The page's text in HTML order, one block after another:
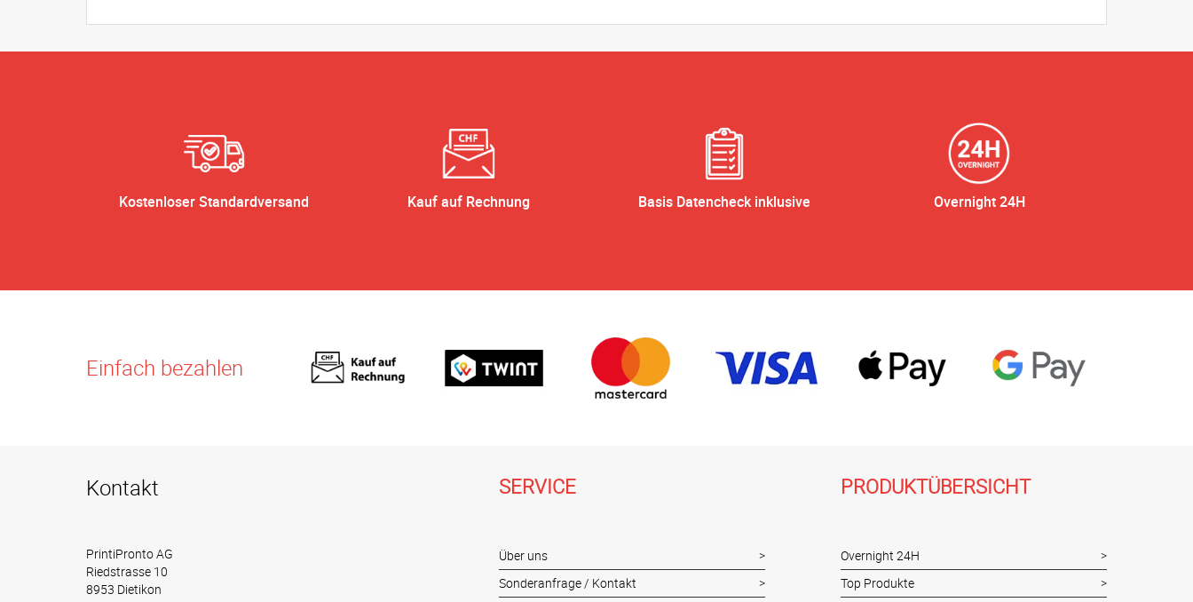
Kostenloser Standardversand Kauf auf Rechnung Basis Datencheck inklusive Overnight 24H
Einfach bezahlen
Kontakt
PrintiPronto AG
Riedstrasse 10
8953 Dietikon
PRODUKTÜBERSICHT
Overnight 24H
Top Produkte
SERVICE
Über uns
Sonderanfrage / Kontakt